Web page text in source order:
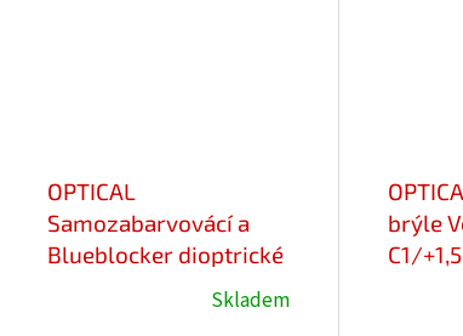
OPTICAL
Samozabarvovácí a
Blueblocker dioptrické
brýle 25701-C2/+1,50
Skladem
brýle
C1/